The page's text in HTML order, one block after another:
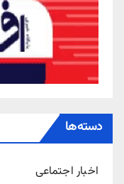
دسته‌ها
اخبار اجتماعی